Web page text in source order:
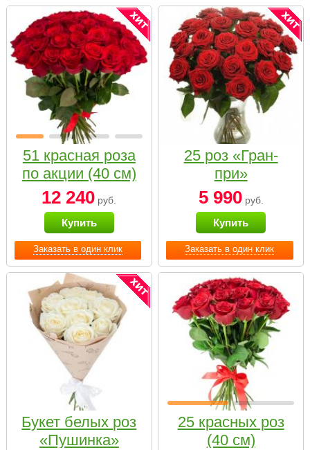
Заказать в один клик
51 красная роза
по акции (40 см)
12 240 руб.
Купить
Заказать в один клик
25 роз «Гран-
при»
5 990руб.
Купить
Букет белых роз
«Пушинка»
25 красных роз
(40 см)